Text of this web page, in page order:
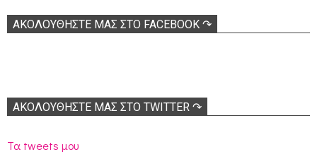
ΑΚΟΛOΥΘΉΣΤΕ ΜΑΣ ΣΤΟ FACEBOOK ↷
ΑΚΟΛΟΥΘΉΣΤΕ ΜΑΣ ΣΤΟ TWITTER ↷
Τα tweets μου